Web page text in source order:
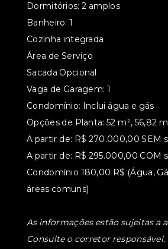
Dormitórios: 2 amplos
Banheiro: 1
Cozinha integrada
Área de Serviço
Sacada Opcional
Vaga de Garagem: 1
Condomínio: Inclui água e gás
Opções de Planta: 52 m², 56,82
A partir de: R$ 270.000,00 SEM
A partir de: R$ 295.000,00 COM
Condomínio 180,00 R$ (Água,
áreas comuns)
As informações estão sujeitas a
Consulte o corretor responsável.